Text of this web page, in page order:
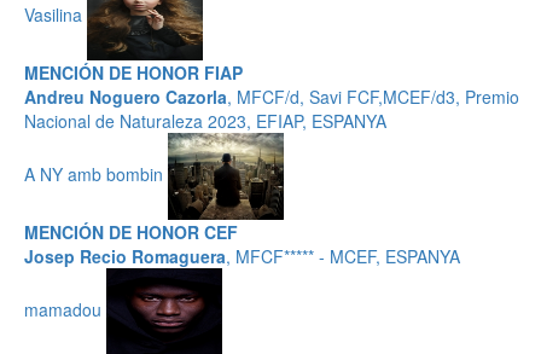
Vasilina
MENCIÓN DE HONOR FIAP
Andreu Noguero Cazorla, MFCF/d, Savi FCF,MCEF/d3, Premio
Nacional de Naturaleza 2023, EFIAP, ESPANYA
A NY amb bombin
MENCIÓN DE HONOR CEF
Josep Recio Romaguera, MFCF***** - MCEF, ESPANYA
mamadou